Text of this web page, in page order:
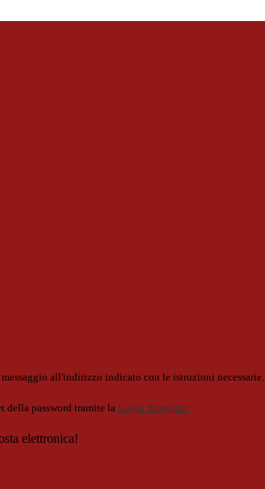
all'indirizzo indicato con le istruzioni necessarie.
della password tramite la Login Spaggiari
elettronica!